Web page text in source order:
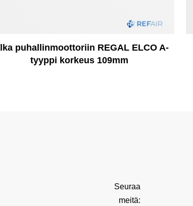
puhallinmoottoriin REGAL ELCO A-
tyyppi korkeus 109mm
Seuraa
meitä: